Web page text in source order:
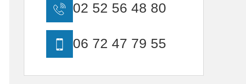
02 52 56 48 80
06 72 47 79 55